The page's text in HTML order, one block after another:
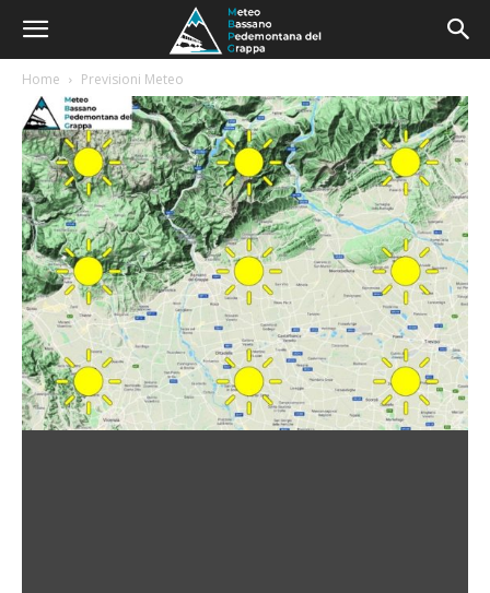
Home Previsioni Meteo